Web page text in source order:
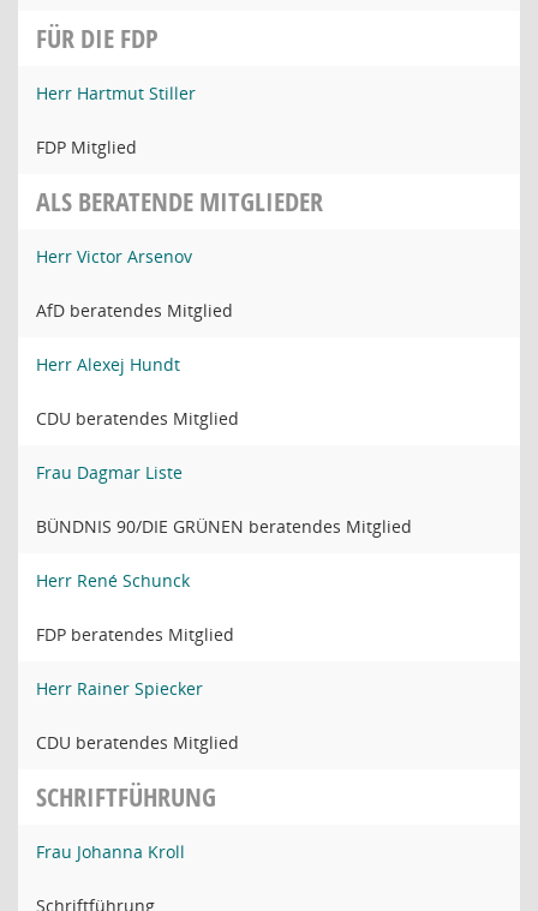
FÜR DIE FDP
Herr Hartmut Stiller
FDP Mitglied
ALS BERATENDE MITGLIEDER
Herr Victor Arsenov
AfD beratendes Mitglied
Herr Alexej Hundt
CDU beratendes Mitglied
Frau Dagmar Liste
BÜNDNIS 90/DIE GRÜNEN beratendes Mitglied
Herr René Schunck
FDP beratendes Mitglied
Herr Rainer Spiecker
CDU beratendes Mitglied
SCHRIFTFÜHRUNG
Frau Johanna Kroll
Schriftführung